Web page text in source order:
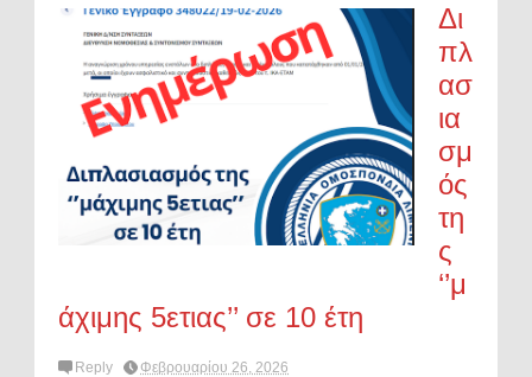
Δι
πλ
ασ
ια
σμ
ός
τη
ς
‘’μ
άχιμης 5ετιας’’ σε 10 έτη
Reply Φεβρουαρίου 26, 2026